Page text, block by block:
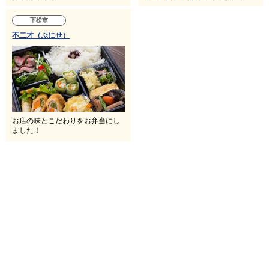
下松市
不二才（ぶにせ）
お店の味とこだわりをお弁当にし
ました！